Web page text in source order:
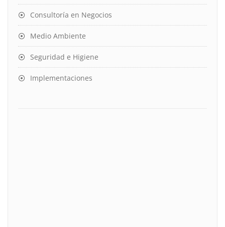
Consultoría en Negocios
Medio Ambiente
Seguridad e Higiene
Implementaciones